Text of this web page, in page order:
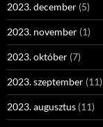
2023. december (5)
2023. november (1)
2023. október (7)
2023. szeptember (11)
2023. augusztus (11)